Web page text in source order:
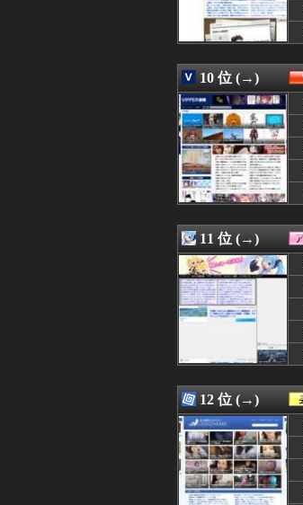
08/07 13:31
08/07 13:30
08/07 13:30
08/07 13:30
08/07 13:30
08/07 13:30
08/07 13:29
08/07 13:29
08/07 13:29
08/07 13:29
08/07 13:27
08/07 13:25
08/07 13:20
08/07 13:20
08/07 13:20
08/07 13:19
08/07 13:19
08/07 13:16
08/07 13:15
08/07 13:15
08/07 13:14
08/07 13:14
08/07 13:12
08/07 13:12
08/07 13:12
08/07 13:11
10 位 (→)
11 位 (→)
12 位 (→)